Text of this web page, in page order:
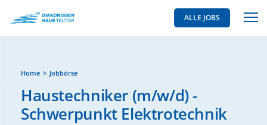
ALLE JOBS
Home Jobbörse
Haustechniker (m/w/d) -
Schwerpunkt Elektrotechnik